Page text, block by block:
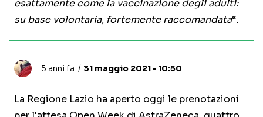
esattamente come la vaccinazione degli adulti:
su base volontaria, fortemente raccomandata“.
5 anni fa 31 maggio 2021 • 10:50
La Regione Lazio ha aperto oggi le prenotazioni